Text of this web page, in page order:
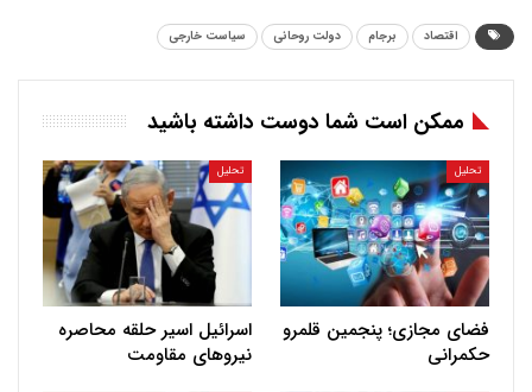
اقتصاد برجام دولت روحانی سیاست خارجی
ممکن است شما دوست داشته باشید
تحلیل
فضای مجازی؛ پنجمین قلمرو
حکمرانی
تحلیل
اسرائیل اسیر حلقه محاصره
نیروهای مقاومت